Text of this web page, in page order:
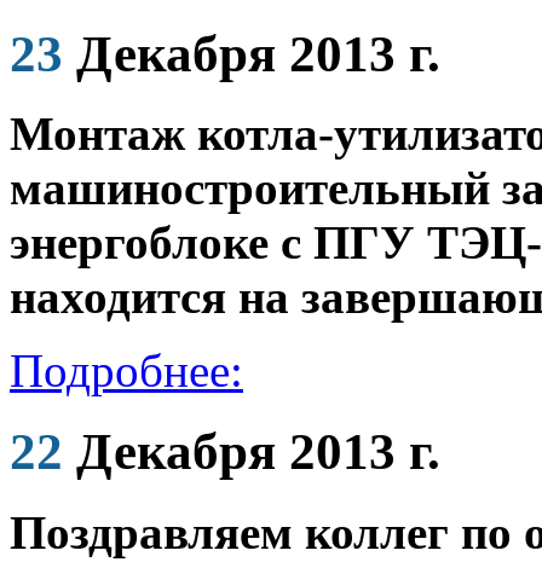
23 Декабря 2013 г.
Монтаж котла-
машиностроительный
энергоблоке с ПГУ
находится на
Подробнее:
22 Декабря 2013 г.
Поздравляем коллег по